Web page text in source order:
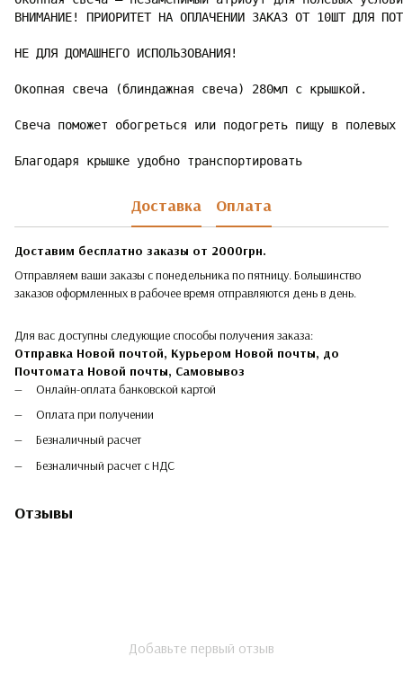
ВНИМАНИЕ! ПРИОРИТЕТ НА ОПЛАЧЕНИИ ЗАКАЗ ОТ 10ШТ ДЛЯ
НЕ ДЛЯ ДОМАШНЕГО ИСПОЛЬЗОВАНИЯ!
Окопная свеча (блиндажная свеча) 280мл с крышкой.
Свеча поможет обогреться или подогреть пищу в
Благодаря крышке удобно транспортировать
Доставка Оплата
Доставим бесплатно заказы от 2000грн.
Отправляем ваши заказы с понедельника по пятницу. Большинство
заказов оформленных в рабочее время отправляются день в день.
Для вас доступны следующие способы получения заказа:
Отправка Новой почтой, Курьером Новой почты, до
Почтомата Новой почты, Самовывоз
Онлайн-оплата банковской картой
Оплата при получении
Безналичный расчет
Безналичный расчет с НДС
Отзывы
Добавьте первый отзыв